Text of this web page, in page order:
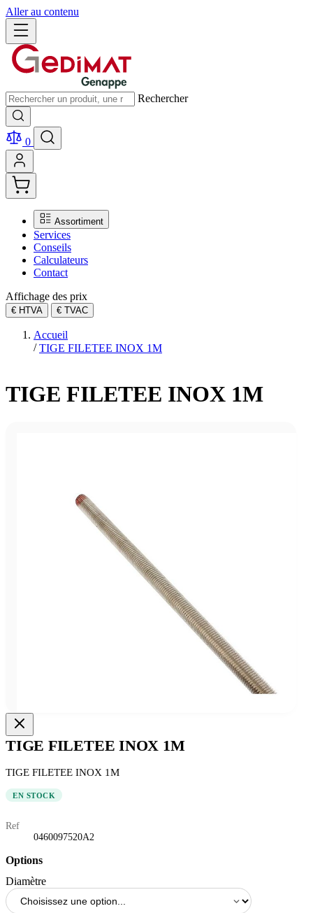
Aller au contenu
Rechercher
0
Assortiment
Services
Conseils
Calculateurs
Contact
Affichage des prix
€ HTVA € TVAC
Accueil
/ TIGE FILETEE INOX 1M
TIGE FILETEE INOX 1M
TIGE FILETEE INOX 1M
TIGE FILETEE INOX 1M
EN STOCK
Ref
0460097520A2
Options
Diamètre